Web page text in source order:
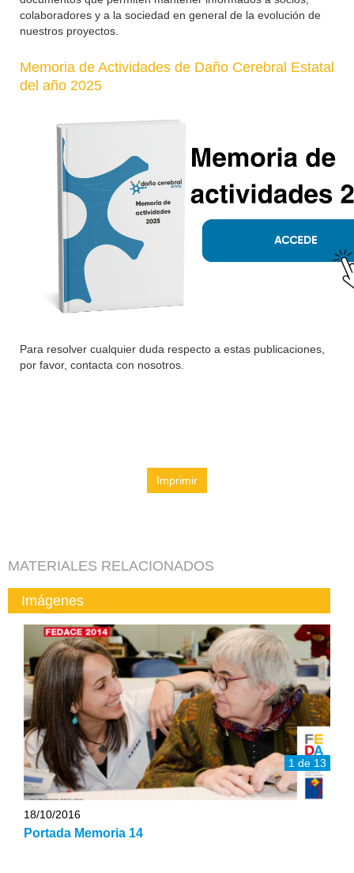
colaboradores y a la sociedad en general de la evolución de
nuestros proyectos.
Memoria de Actividades de Daño Cerebral Estatal
del año 2025
Para resolver cualquier duda respecto a estas publicaciones,
por favor, contacta con nosotros.
Imprimir
MATERIALES RELACIONADOS
Imágenes
1 de 13
18/10/2016
Portada Memoria 14